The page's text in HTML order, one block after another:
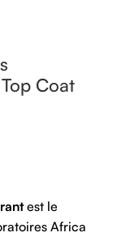
Coat
est le
Africa